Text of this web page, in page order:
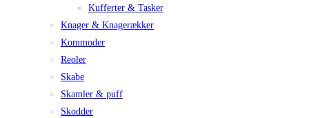
Kufferter & Tasker
Knager & Knagerækker
Kommoder
Reoler
Skabe
Skamler & puff
Skodder